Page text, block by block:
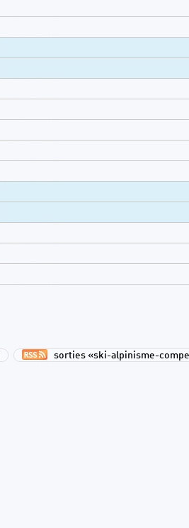
sorties «ski-alpinisme-